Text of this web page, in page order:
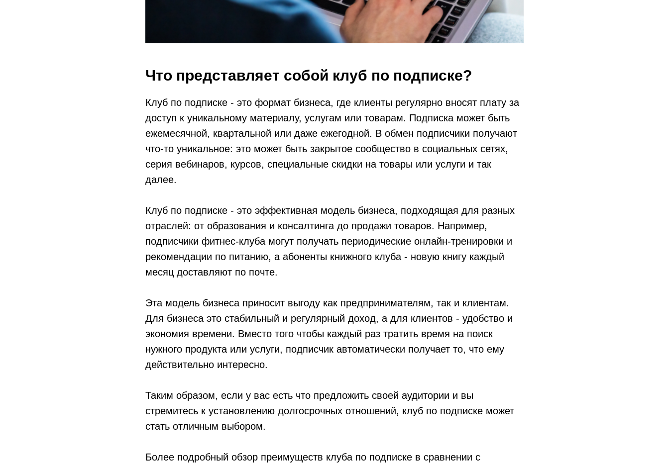
Что представляет собой клуб по подписке?
Клуб по подписке - это формат бизнеса, где клиенты регулярно вносят плату за
доступ к уникальному материалу, услугам или товарам. Подписка может быть
ежемесячной, квартальной или даже ежегодной. В обмен подписчики получают
что-то уникальное: это может быть закрытое сообщество в социальных сетях,
серия вебинаров, курсов, специальные скидки на товары или услуги и так
далее.
Клуб по подписке - это эффективная модель бизнеса, подходящая для разных
отраслей: от образования и консалтинга до продажи товаров. Например,
подписчики фитнес-клуба могут получать периодические онлайн-тренировки и
рекомендации по питанию, а абоненты книжного клуба - новую книгу каждый
месяц доставляют по почте.
Эта модель бизнеса приносит выгоду как предпринимателям, так и клиентам.
Для бизнеса это стабильный и регулярный доход, а для клиентов - удобство и
экономия времени. Вместо того чтобы каждый раз тратить время на поиск
нужного продукта или услуги, подписчик автоматически получает то, что ему
действительно интересно.
Таким образом, если у вас есть что предложить своей аудитории и вы
стремитесь к установлению долгосрочных отношений, клуб по подписке может
стать отличным выбором.
Более подробный обзор преимуществ клуба по подписке в сравнении с